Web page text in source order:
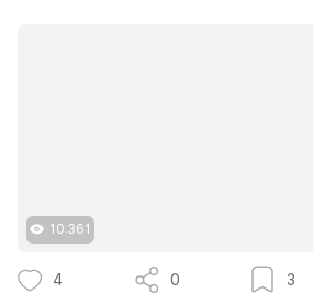
10.361
4 0 3